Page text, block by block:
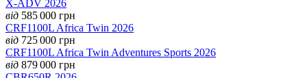
X-ADV 2026
від 585 000 грн
CRF1100L Africa Twin 2026
від 725 000 грн
CRF1100L Africa Twin Adventures Sports 2026
від 879 000 грн